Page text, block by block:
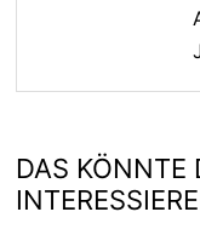
DAS KÖNNTE